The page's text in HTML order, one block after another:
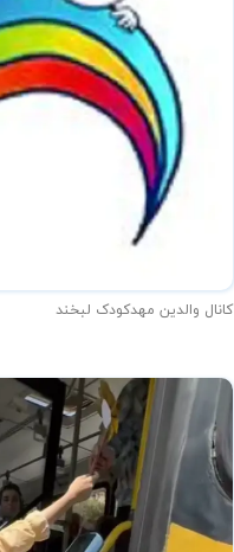
کانال والدین مهدکودک لبخند